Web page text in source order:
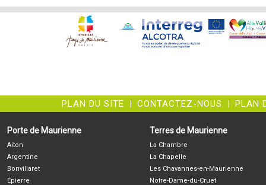
PLAN DU SITE | CONTACTEZ-NOUS | PLAN
Porte de Maurienne
Aiton
Argentine
Bonvillaret
Épierre
Terres de Maurienne
La Chambre
La Chapelle
Les Chavannes-en-Maurienne
Notre-Dame-du-Cruet